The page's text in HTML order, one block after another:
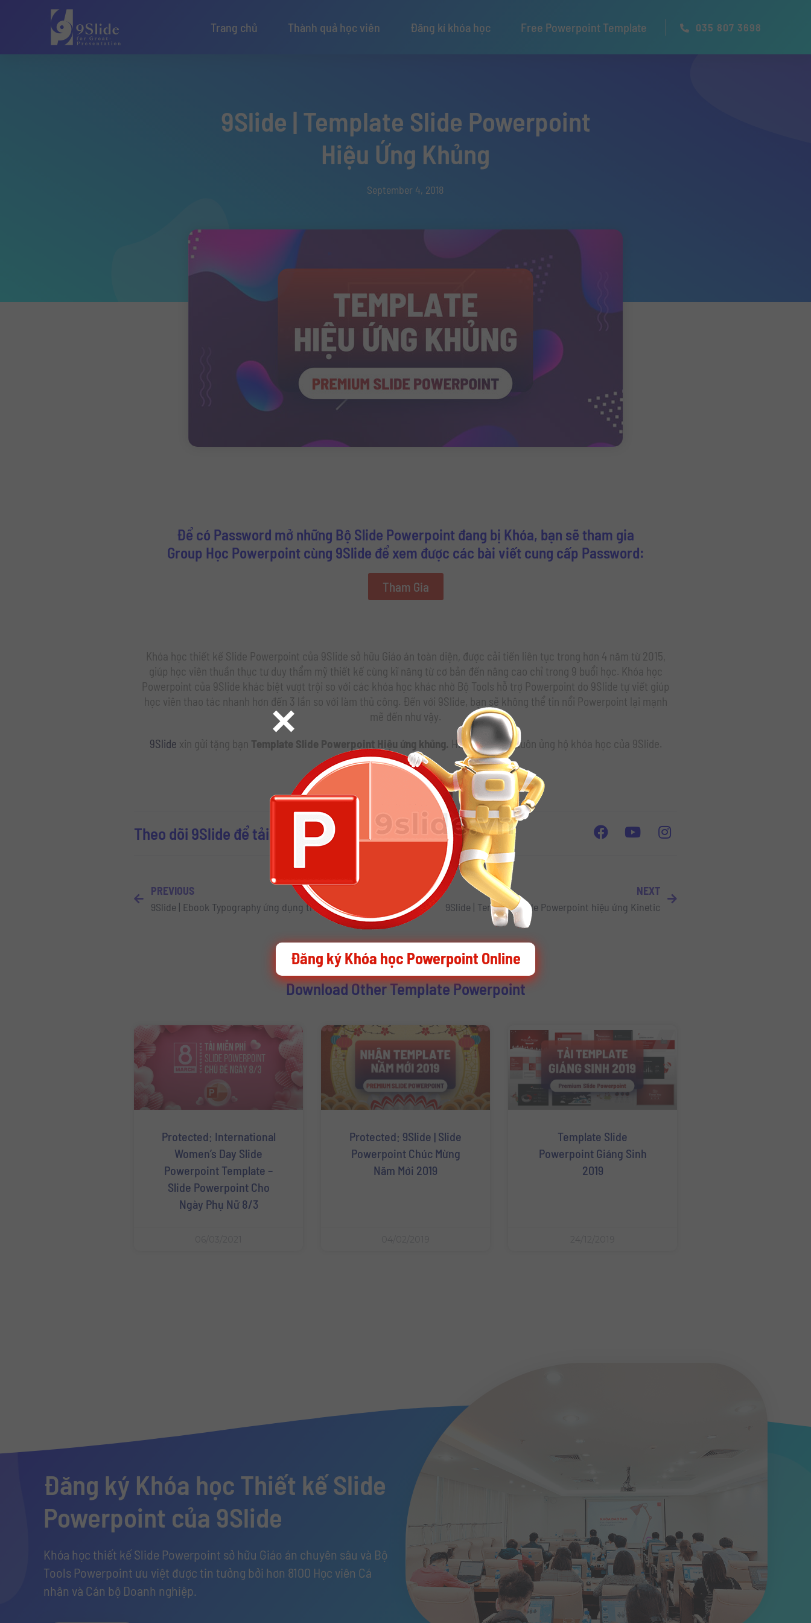
Trang chủ Thành quả học viên Đăng kí khóa học Free Powerpoint Template 035 807 3698
9Slide | Template Slide Powerpoint
Hiệu Ứng Khủng
September 4, 2018
Để có Password mở những Bộ Slide Powerpoint đang bị Khóa, bạn sẽ tham gia
Group Học Powerpoint cùng 9Slide để xem được các bài viết cung cấp Password:
Tham Gia
Khóa học thiết kế Slide Powerpoint của 9Slide sở hữu Giáo án toàn diện, được cải tiến liên tục trong hơn 4 năm từ 2015,
giúp học viên thuần thục tư duy thẩm mỹ thiết kế cùng kĩ năng từ cơ bản đến nâng cao chỉ trong 9 buổi học. Khóa học
Powerpoint của 9Slide khác biệt vượt trội so với các khóa học khác nhờ Bộ Tools hỗ trợ Powerpoint do 9Slide tự viết giúp
học viên thao tác nhanh hơn đến 3 lần so với làm thủ công. Đến với 9Slide, bạn sẽ không thể tin nổi Powerpoint lại mạnh
mẽ đến như vậy.
9Slide xin gửi tặng bạn Template Slide Powerpoint Hiệu ứng khủng. Hi vọng bạn sẽ luôn ủng hộ khóa học của 9Slide.
Download now!
Theo dõi 9Slide để tải thêm nhiều Slide Powerpoint đẹp
PREVIOUS
NEXT
9Slide | Template slide Powerpoint hiệu ứng Kinetic
Download Other Template Powerpoint
Protected: International
Women’s Day Slide
Powerpoint Template –
Slide Powerpoint Cho
Ngày Phụ Nữ 8/3
Protected: 9Slide | Slide
Powerpoint Chúc Mừng
Năm Mới 2019
Template Slide
Powerpoint Giáng Sinh
2019
Đăng ký Khóa học Thiết kế Slide
Powerpoint của 9Slide
Khóa học thiết kế Slide Powerpoint sở hữu Giáo án chuyên sâu và Bộ
Tools Powerpoint ưu việt được tin tưởng bởi hơn 8100 Học viên Cá
nhân và Cán bộ Doanh nghiệp.
×
Đăng ký Khóa học Powerpoint Online